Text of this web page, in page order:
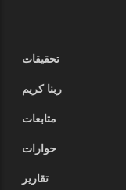
تحقيقات
ربنا كريم
متابعات
حوارات
تقارير